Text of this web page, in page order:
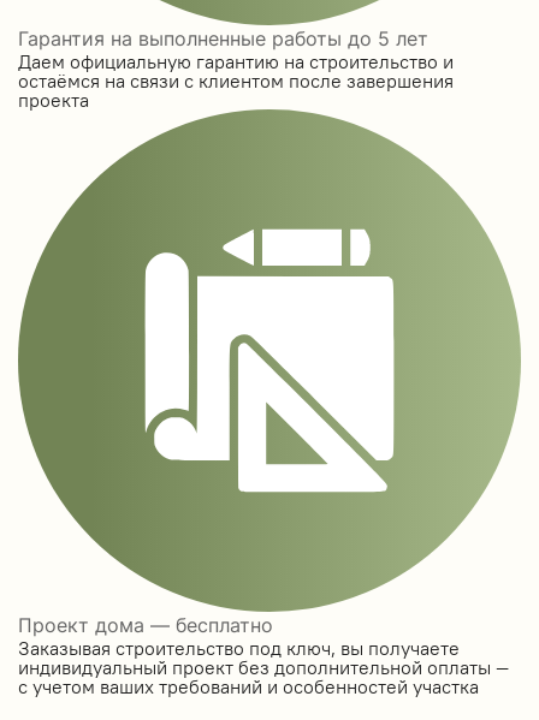
Гарантия на выполненные работы до 5 лет
Даем официальную гарантию на строительство и
остаёмся на связи с клиентом после завершения
проекта
Проект дома — бесплатно
Заказывая строительство под ключ, вы получаете
индивидуальный проект без дополнительной оплаты —
с учетом ваших требований и особенностей участка